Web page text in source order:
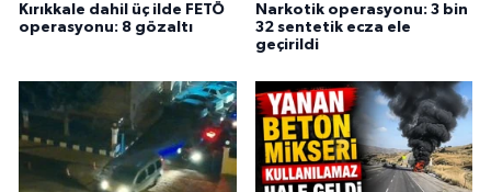
Kırıkkale dahil üç ilde FETÖ
operasyonu: 8 gözaltı
Narkotik operasyonu: 3 bin
32 sentetik ecza ele
geçirildi